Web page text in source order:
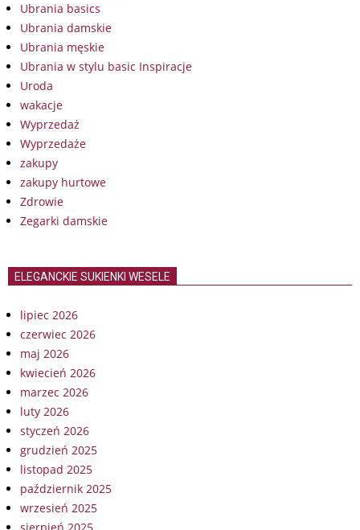
Ubrania basics
Ubrania damskie
Ubrania męskie
Ubrania w stylu basic Inspiracje
Uroda
wakacje
Wyprzedaż
Wyprzedaże
zakupy
zakupy hurtowe
Zdrowie
Zegarki damskie
ELEGANCKIE SUKIENKI WESELE
lipiec 2026
czerwiec 2026
maj 2026
kwiecień 2026
marzec 2026
luty 2026
styczeń 2026
grudzień 2025
listopad 2025
październik 2025
wrzesień 2025